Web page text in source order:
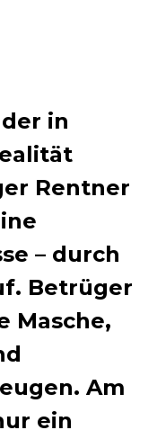
in
Rentner
– durch
Betrüger
Masche,
Am
ein